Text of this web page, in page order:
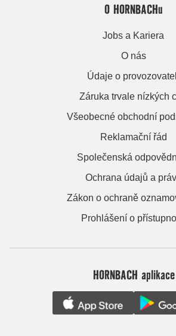
O HORNBACHu
Jobs a Kariera
O nás
Údaje o
Záruka trvale nízkých
Všeobecné obchodní
Reklamační řád
Společenská
Ochrana údajů a
Zákon o ochraně
Prohlášení o
HORNBACH aplikace